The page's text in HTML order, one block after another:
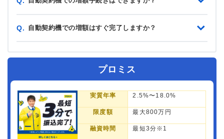
Q. 自動契約機での増額はすぐ完了しますか？
プロミス
実質年率 2.5%〜18.0%
限度額 最大800万円
融資時間 最短3分※1